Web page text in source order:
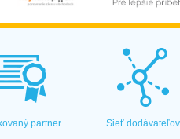
partner Sieť dodávateľov